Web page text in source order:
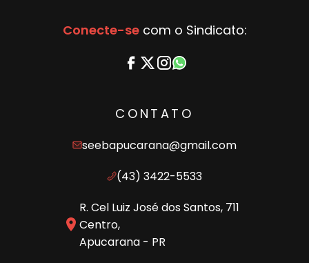
Conecte-secom o Sindicato:
CONTATO
seebapucarana@gmail.com
(43) 3422-5533
R. Cel Luiz José dos Santos, 711
Centro,
Apucarana - PR